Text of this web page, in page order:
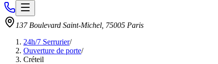
137 Boulevard Saint-Michel 75005 Paris
24h/7 Serrurier/
Ouverture de porte/
Créteil